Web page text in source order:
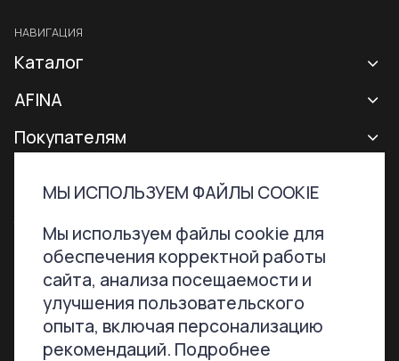
МЫ ИСПОЛЬЗУЕМ ФАЙЛЫ COOKIE
Мы используем файлы cookie для
обеспечения корректной работы
сайта, анализа посещаемости и
улучшения пользовательского
опыта, включая персонализацию
рекомендаций. Подробнее
НАВИГАЦИЯ
Каталог
Новая коллекция
Все сумки
Аксессуары
Сертификаты
AFINA
О бренде
Покупателям
Гарантии и возврат
Программа лояльности
Уход за сумками
Акции
Контактная информация
ТЕЛЕФОН
+7 800 707-76-51
ПОЧТА
hello@afinabags.ru
МЫ В СОЦСЕТЯХ